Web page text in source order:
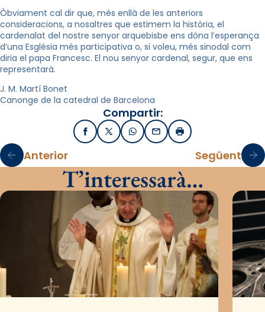
Òbviament cal dir que, més enllà de les anteriors
consideracions, a nosaltres que estimem la història, el
cardenalat del nostre senyor arquebisbe ens dóna l’esperança
d’una Església més participativa o, si voleu, més sinodal com
diria el papa Francesc. El nou senyor cardenal, segur, que ens
representarà.
J. M. Martí Bonet
Canonge de la catedral de Barcelona
Compartir:
FacebookX / TwitterWhatsApp
EmailImprimir
Anterior Següent
T’interessarà…